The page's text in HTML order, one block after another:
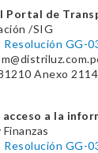
Portal de
/SIG
Resolución GG-
Anexo
acceso a la
Resolución GG-